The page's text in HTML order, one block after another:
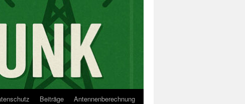
Beiträge
Antennenberechnung